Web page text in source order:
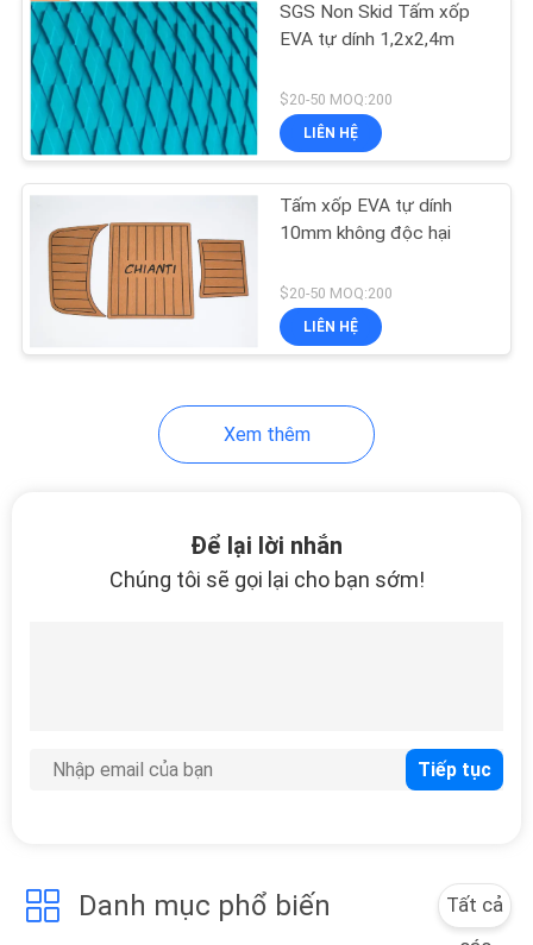
TIN
TỨC
YÊU
CẦU
BÁO
GIÁ
SƠ
POLICY
Thước cá EVA
Tấm lót thuyền
không trượt
Tấm lót nền bơi
Thảm thuyền Camo
SGS Non Skid Tấm xốp
EVA tự dính 1,2x2,4m
$20-50 MOQ:200
LIÊN HỆ
Tấm xốp EVA tự dính
10mm không độc hại
$20-50 MOQ:200
LIÊN HỆ
Xem thêm
Để lại lời nhắn
Chúng tôi sẽ gọi lại cho bạn sớm!
Danh mục phổ biến
Tất cả